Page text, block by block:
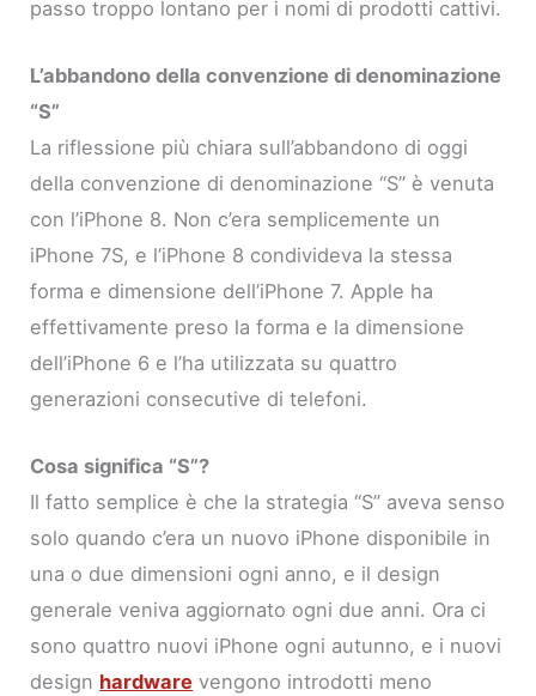
passo troppo lontano per i nomi di prodotti cattivi.
L’abbandono della convenzione di denominazione
“S”
La riflessione più chiara sull’abbandono di oggi
della convenzione di denominazione “S” è venuta
con l’iPhone 8. Non c’era semplicemente un
iPhone 7S, e l’iPhone 8 condivideva la stessa
forma e dimensione dell’iPhone 7. Apple ha
effettivamente preso la forma e la dimensione
dell’iPhone 6 e l’ha utilizzata su quattro
generazioni consecutive di telefoni.
Cosa significa “S”?
Il fatto semplice è che la strategia “S” aveva senso
solo quando c’era un nuovo iPhone disponibile in
una o due dimensioni ogni anno, e il design
generale veniva aggiornato ogni due anni. Ora ci
sono quattro nuovi iPhone ogni autunno, e i nuovi
design hardware vengono introdotti meno